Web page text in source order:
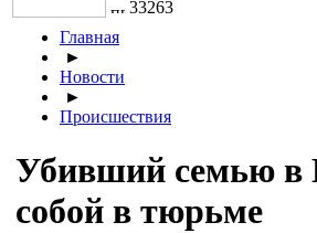
33263
Главная
►
Новости
►
Происшествия
Убивший семью в
собой в тюрьме